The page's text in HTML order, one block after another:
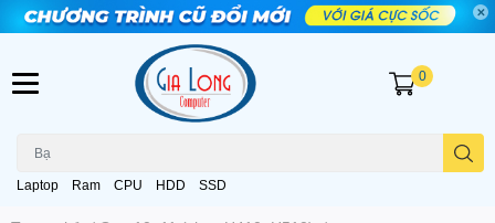
Laptop Ram CPU HDD SSD
0